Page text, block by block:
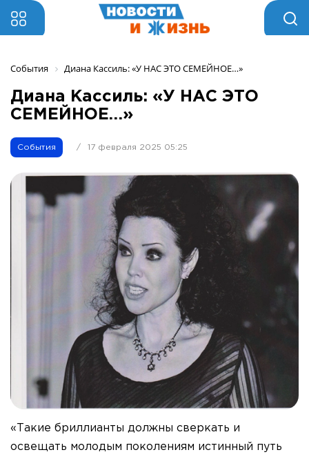
События Диана Кассиль: «У НАС ЭТО СЕМЕЙНОЕ…»
Диана Кассиль: «У НАС ЭТО
СЕМЕЙНОЕ…»
События / 17 февраля 2025 05:25
«Такие бриллианты должны сверкать и
освещать молодым поколениям истинный путь